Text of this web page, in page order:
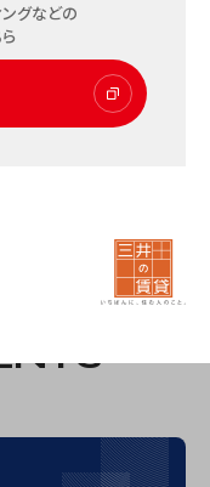
グなどの
好調な稼働率の背
とは？